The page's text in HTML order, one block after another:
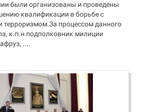
были организованы и проведены
квалификации в борьбе с
терроризмом.За процессом данного
к.п.н подполковник милиции
....